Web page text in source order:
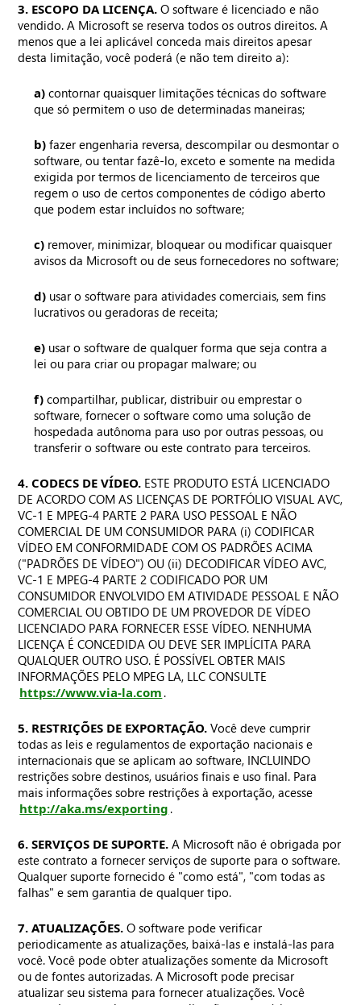
3. ESCOPO DA LICENÇA. O software é licenciado e não
vendido. A Microsoft se reserva todos os outros direitos. A
menos que a lei aplicável conceda mais direitos apesar
desta limitação, você poderá (e não tem direito a):
a) contornar quaisquer limitações técnicas do software
que só permitem o uso de determinadas maneiras;
b) fazer engenharia reversa, descompilar ou desmontar o
software, ou tentar fazê-lo, exceto e somente na medida
exigida por termos de licenciamento de terceiros que
regem o uso de certos componentes de código aberto
que podem estar incluídos no software;
c) remover, minimizar, bloquear ou modificar quaisquer
avisos da Microsoft ou de seus fornecedores no software;
d) usar o software para atividades comerciais, sem fins
lucrativos ou geradoras de receita;
e) usar o software de qualquer forma que seja contra a
lei ou para criar ou propagar malware; ou
f) compartilhar, publicar, distribuir ou emprestar o
software, fornecer o software como uma solução de
hospedada autônoma para uso por outras pessoas, ou
transferir o software ou este contrato para terceiros.
4. CODECS DE VÍDEO. ESTE PRODUTO ESTÁ LICENCIADO
DE ACORDO COM AS LICENÇAS DE PORTFÓLIO VISUAL AVC,
VC-1 E MPEG-4 PARTE 2 PARA USO PESSOAL E NÃO
COMERCIAL DE UM CONSUMIDOR PARA (i) CODIFICAR
VÍDEO EM CONFORMIDADE COM OS PADRÕES ACIMA
("PADRÕES DE VÍDEO") OU (ii) DECODIFICAR VÍDEO AVC,
VC-1 E MPEG-4 PARTE 2 CODIFICADO POR UM
CONSUMIDOR ENVOLVIDO EM ATIVIDADE PESSOAL E NÃO
COMERCIAL OU OBTIDO DE UM PROVEDOR DE VÍDEO
LICENCIADO PARA FORNECER ESSE VÍDEO. NENHUMA
LICENÇA É CONCEDIDA OU DEVE SER IMPLÍCITA PARA
QUALQUER OUTRO USO. É POSSÍVEL OBTER MAIS
INFORMAÇÕES PELO MPEG LA, LLC CONSULTE
https://www.via-la.com .
5. RESTRIÇÕES DE EXPORTAÇÃO. Você deve cumprir
todas as leis e regulamentos de exportação nacionais e
internacionais que se aplicam ao software, INCLUINDO
restrições sobre destinos, usuários finais e uso final. Para
mais informações sobre restrições à exportação, acesse
http://aka.ms/exporting .
6. SERVIÇOS DE SUPORTE. A Microsoft não é obrigada por
este contrato a fornecer serviços de suporte para o software.
Qualquer suporte fornecido é "como está", "com todas as
falhas" e sem garantia de qualquer tipo.
7. ATUALIZAÇÕES. O software pode verificar
periodicamente as atualizações, baixá-las e instalá-las para
você. Você pode obter atualizações somente da Microsoft
ou de fontes autorizadas. A Microsoft pode precisar
atualizar seu sistema para fornecer atualizações. Você